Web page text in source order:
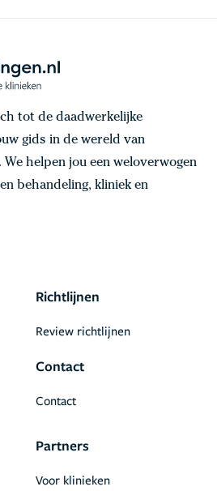
tot de daadwerkelijke
gids in de wereld van
helpen jou een weloverwogen
behandeling, kliniek en
Richtlijnen
Review richtlijnen
Contact
Contact
Partners
Voor klinieken